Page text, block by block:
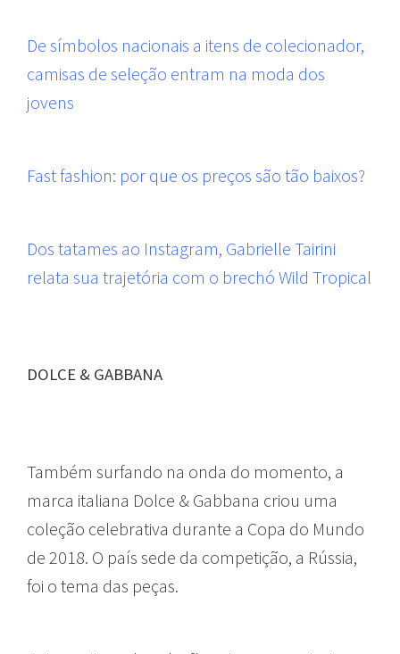
De símbolos nacionais a itens de colecionador,
camisas de seleção entram na moda dos
jovens
Fast fashion: por que os preços são tão baixos?
Dos tatames ao Instagram, Gabrielle Tairini
relata sua trajetória com o brechó Wild Tropical
DOLCE & GABBANA
Também surfando na onda do momento, a
marca italiana Dolce & Gabbana criou uma
coleção celebrativa durante a Copa do Mundo
de 2018. O país sede da competição, a Rússia,
foi o tema das peças.